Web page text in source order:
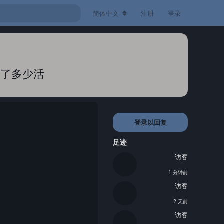
简体中文 注册 登录
多少活
登录以回复
足迹
访客
1 分钟前
访客
2 天前
访客